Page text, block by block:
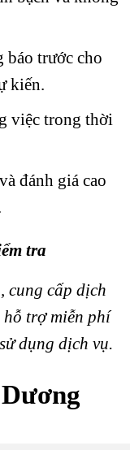
báo trước cho
kiến.
việc trong thời
đánh giá cao
tra
cung cấp dịch
hỗ trợ miễn phí
dụng dịch vụ.